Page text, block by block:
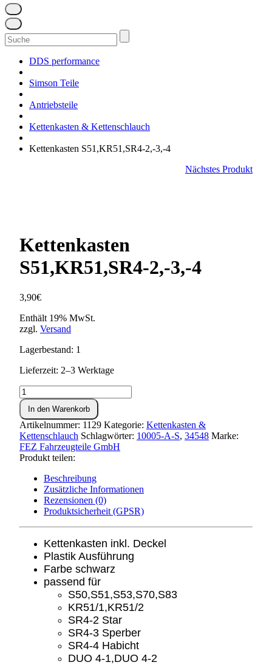
Suchen
nach:
DDS performance
Simson Teile
Antriebsteile
Kettenkasten & Kettenschlauch
Kettenkasten S51,KR51,SR4-2,-3,-4
Nächstes Produkt
Kettenkasten
S51,KR51,SR4-2,-3,-4
3,90€
Enthält 19% MwSt.
zzgl. Versand
Lagerbestand: 1
Lieferzeit: 2–3 Werktage
Kettenkasten
S51,KR51,SR4-
2,-3,-4
Menge
In den Warenkorb
Artikelnummer: 1129 Kategorie: Kettenkasten &
Kettenschlauch Schlagwörter: 10005-A-S, 34548 Marke:
FEZ Fahrzeugteile GmbH
Produkt teilen:
Beschreibung
Zusätzliche Informationen
Rezensionen (0)
Produktsicherheit (GPSR)
Kettenkasten inkl. Deckel
Plastik Ausführung
Farbe schwarz
passend für
S50,S51,S53,S70,S83
KR51/1,KR51/2
SR4-2 Star
SR4-3 Sperber
SR4-4 Habicht
DUO 4-1,DUO 4-2